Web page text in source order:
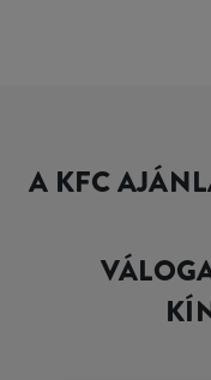
A KFC